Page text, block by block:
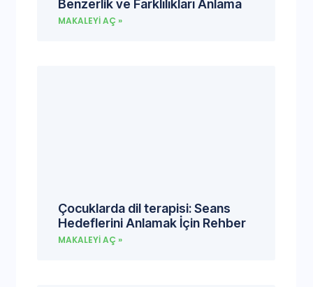
Benzerlik ve Farklılıkları Anlama
MAKALEYI AÇ »
Çocuklarda dil terapisi: Seans
Hedeflerini Anlamak İçin Rehber
MAKALEYI AÇ »